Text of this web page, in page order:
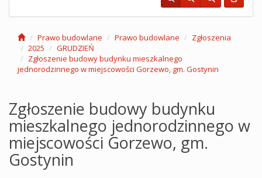
Prawo budowlane Prawo budowlane
Zgłoszenia
2025
GRUDZIEŃ
Zgłoszenie budowy budynku mieszkalnego
jednorodzinnego w miejscowości Gorzewo, gm. Gostynin
Zgłoszenie budowy budynku
mieszkalnego jednorodzinnego w
miejscowości Gorzewo, gm.
Gostynin